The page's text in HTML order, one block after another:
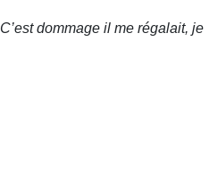
dommage il me régalait, je